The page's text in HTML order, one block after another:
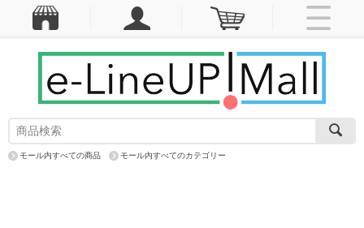
モール内すべての商品 モール内すべてのカテゴリー